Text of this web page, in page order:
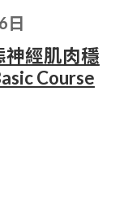
日
神經肌肉穩
Course